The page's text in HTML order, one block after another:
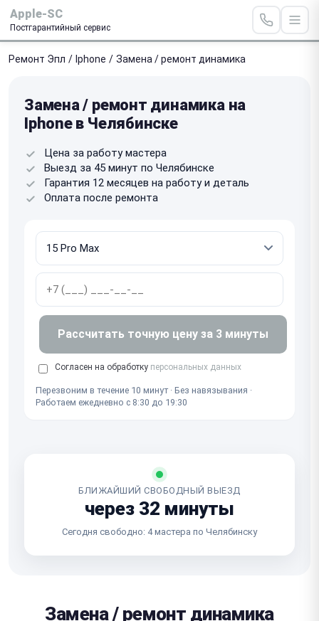
Apple-SC
Постгарантийный сервис
Ремонт Эпл / Iphone / Замена / ремонт динамика
Замена / ремонт динамика на
Iphone в Челябинске
Цена за работу мастера
Выезд за 45 минут по Челябинске
Гарантия 12 месяцев на работу и деталь
Оплата после ремонта
Рассчитать точную цену за 3 минуты
Согласен на обработку персональных данных
Перезвоним в течение 10 минут · Без навязывания ·
Работаем ежедневно с 8:30 до 19:30
БЛИЖАЙШИЙ СВОБОДНЫЙ ВЫЕЗД
через 32 минуты
Сегодня свободно: 4 мастера по Челябинску
Замена / ремонт динамика